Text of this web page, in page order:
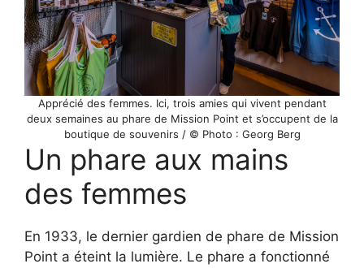
Apprécié des femmes. Ici, trois amies qui vivent pendant
deux semaines au phare de Mission Point et s’occupent de la
boutique de souvenirs / © Photo : Georg Berg
Un phare aux mains
des femmes
En 1933, le dernier gardien de phare de Mission
Point a éteint la lumière. Le phare a fonctionné